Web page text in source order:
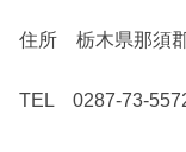
住所 栃木県那須
TEL 0287-73-